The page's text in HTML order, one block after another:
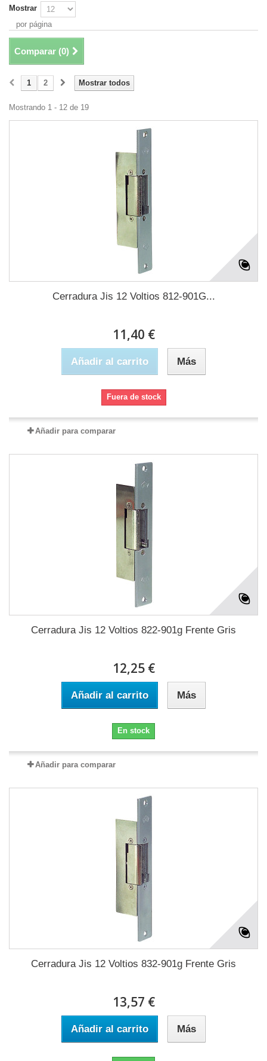
Mostrar
por página
Comparar (0)
Mostrar todos
1 2
Mostrando 1 - 12 de 19
Cerradura Jis 12 Voltios 812-901G...
11,40 €
Añadir al carrito Más
Fuera de stock
Añadir para comparar
Cerradura Jis 12 Voltios 822-901g Frente Gris
12,25 €
Añadir al carrito Más
En stock
Añadir para comparar
Cerradura Jis 12 Voltios 832-901g Frente Gris
13,57 €
Añadir al carrito Más